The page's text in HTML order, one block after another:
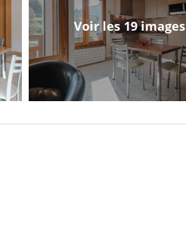
Voir les 19 images